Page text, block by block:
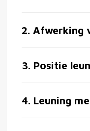
2. Afwerking
3. Positie
4. Leuning